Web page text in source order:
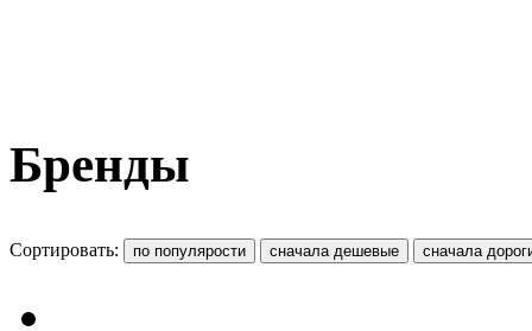
Бренды
Сортировать: